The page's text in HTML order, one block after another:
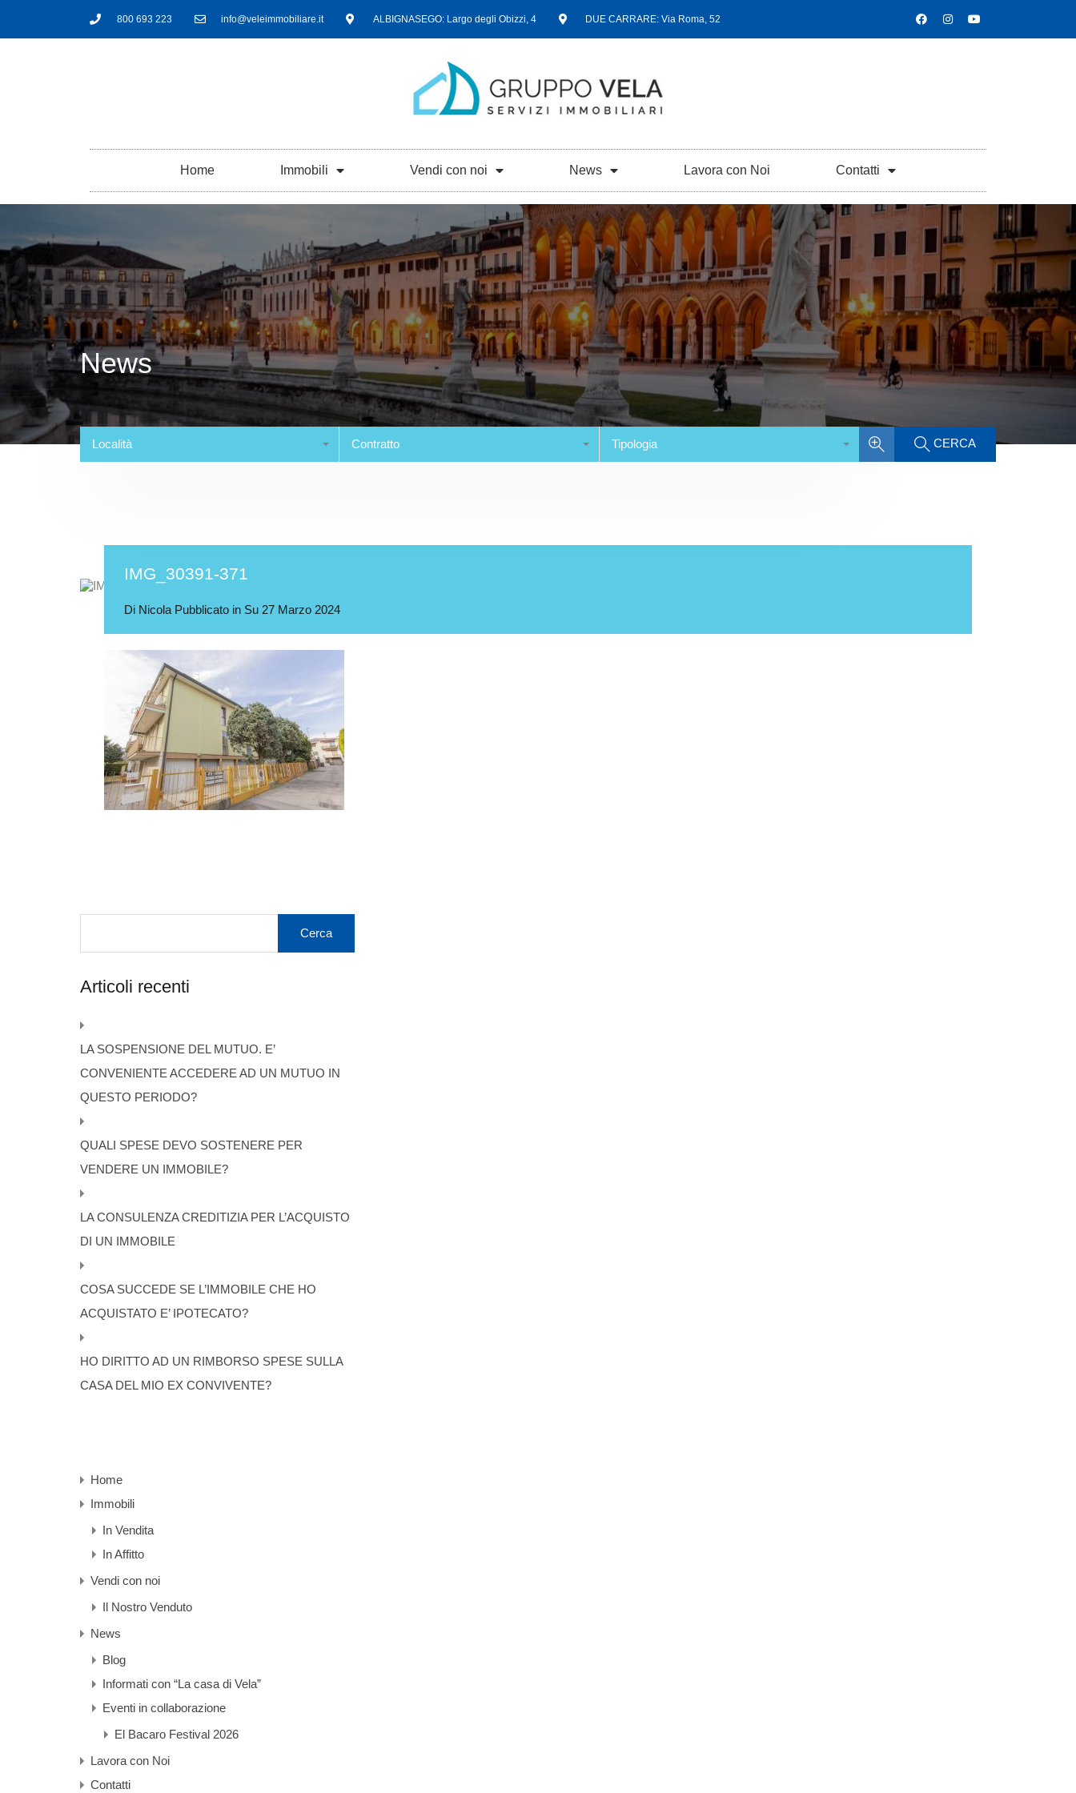
800 693 223 info@veleimmobiliare.it ALBIGNASEGO: Largo degli Obizzi, 4 DUE CARRARE: Via Roma, 52
Home Immobili Vendi con noi News Lavora con Noi Contatti
News
Località Contratto Tipologia CERCA
IMG_30391-371
Di Nicola Pubblicato in Su 27 Marzo 2024
Articoli recenti
LA SOSPENSIONE DEL MUTUO. E’
CONVENIENTE ACCEDERE AD UN MUTUO IN
QUESTO PERIODO?
QUALI SPESE DEVO SOSTENERE PER
VENDERE UN IMMOBILE?
LA CONSULENZA CREDITIZIA PER L’ACQUISTO
DI UN IMMOBILE
COSA SUCCEDE SE L’IMMOBILE CHE HO
ACQUISTATO E’ IPOTECATO?
HO DIRITTO AD UN RIMBORSO SPESE SULLA
CASA DEL MIO EX CONVIVENTE?
Home
Immobili
In Vendita
In Affitto
Vendi con noi
Il Nostro Venduto
News
Blog
Informati con “La casa di Vela”
Eventi in collaborazione
El Bacaro Festival 2026
Lavora con Noi
Contatti